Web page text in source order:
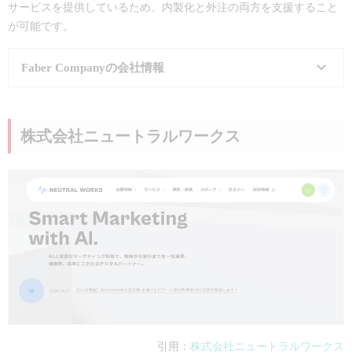
サービスを提供しているため、内製化と外注の両方を支援すること
が可能です。
Faber Companyの会社情報
電話番号
コーポレー
トサイト
https://www.fabercompany.co.jp/
株式会社ニュートラルワークス
引用： 株式会社ニュートラルワークス